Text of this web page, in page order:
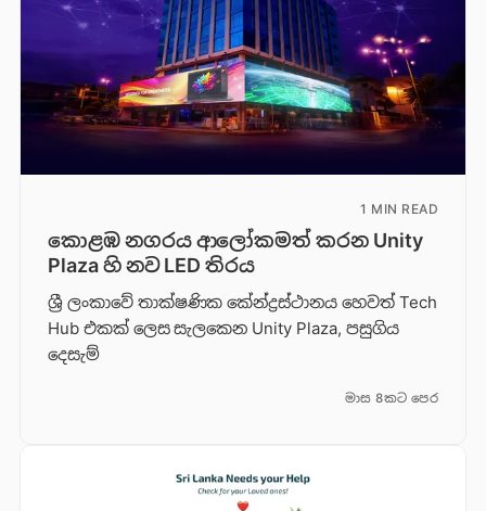
1 MIN READ
කොළඹ නගරය ආලෝකමත් කරන Unity
Plaza හි නව LED තිරය
ශ්‍රී ලංකාවේ තාක්ෂණික කේන්ද්‍රස්ථානය හෙවත් Tech
Hub එකක් ලෙස සැලකෙන Unity Plaza, පසුගිය
දෙසැම්
මාස 8කට පෙර